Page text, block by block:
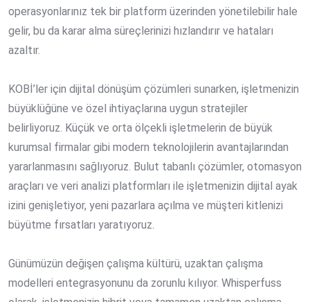
operasyonlarınız tek bir platform üzerinden yönetilebilir hale
gelir, bu da karar alma süreçlerinizi hızlandırır ve hataları
azaltır.
KOBİ’ler için dijital dönüşüm çözümleri sunarken, işletmenizin
büyüklüğüne ve özel ihtiyaçlarına uygun stratejiler
belirliyoruz. Küçük ve orta ölçekli işletmelerin de büyük
kurumsal firmalar gibi modern teknolojilerin avantajlarından
yararlanmasını sağlıyoruz. Bulut tabanlı çözümler, otomasyon
araçları ve veri analizi platformları ile işletmenizin dijital ayak
izini genişletiyor, yeni pazarlara açılma ve müşteri kitlenizi
büyütme fırsatları yaratıyoruz.
Günümüzün değişen çalışma kültürü, uzaktan çalışma
modelleri entegrasyonunu da zorunlu kılıyor. Whisperfuss